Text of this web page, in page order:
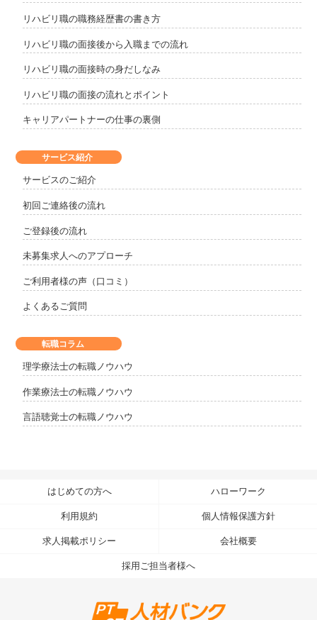
サービス紹介
サービスのご紹介
初回ご連絡後の流れ
ご登録後の流れ
未募集求人へのアプローチ
ご利用者様の声（口コミ）
よくあるご質問
リハビリ職の職務経歴書の書き方
リハビリ職の面接後から入職までの流れ
リハビリ職の面接時の身だしなみ
リハビリ職の面接の流れとポイント
キャリアパートナーの仕事の裏側
転職コラム
理学療法士の転職ノウハウ
作業療法士の転職ノウハウ
言語聴覚士の転職ノウハウ
はじめての方へ ハローワーク
利用規約 個人情報保護方針
求人掲載ポリシー 会社概要
採用ご担当者様へ